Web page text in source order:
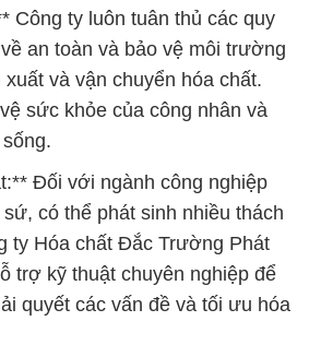
Công ty luôn tuân thủ các quy
an toàn và bảo vệ môi trường
và vận chuyển hóa chất.
sức khỏe của công nhân và
Đối với ngành công nghiệp
có thể phát sinh nhiều thách
ty Hóa chất Đắc Trường Phát
trợ kỹ thuật chuyên nghiệp để
quyết các vấn đề và tối ưu hóa